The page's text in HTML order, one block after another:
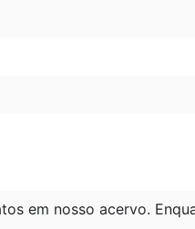
em nosso acervo.